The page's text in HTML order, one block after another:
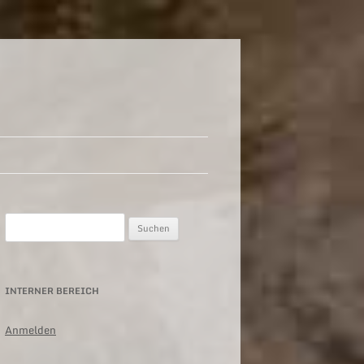
nach:
INTERNER BEREICH
Anmelden